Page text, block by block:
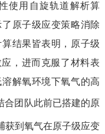
使用自旋轨道解析算
原子级应变策略消除
算结果皆表明，原子级
， 进而克服了材料表
解氧环境下氧气的高
合团队此前已搭建的原
获到氧气在原子级应变